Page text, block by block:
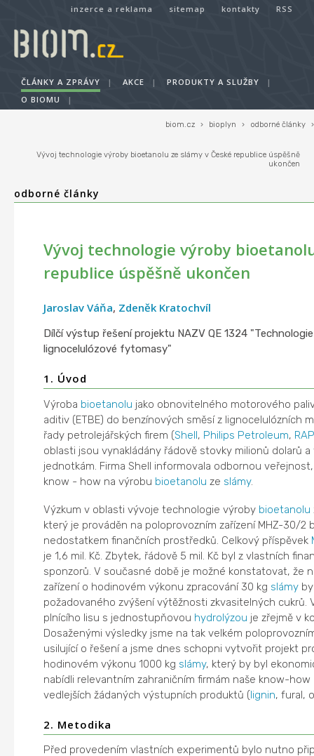
inzerce a reklama sitemap kontakty RSS
ČLÁNKY A ZPRÁVY | AKCE | PRODUKTY A SLUŽBY
|
O BIOMU
|
biom.cz › bioplyn › odborné články ›
Vývoj technologie výroby bioetanolu ze slámy v České republice úspěšně
ukončen
odborné články
Vývoj technologie výroby
republice úspěšně ukončen
Jaroslav Váňa, Zdeněk Kratochvíl
Dílčí výstup řešení projektu NAZV QE 1324
lignocelulózové fytomasy"
1. Úvod
Výroba bioetanolu jako obnovitelného motorového
aditiv (ETBE) do benzínových směsí z lignocelulózních
řady petrolejářských firem (Shell, Philips Petroleum,
oblasti jsou vynakládány řádově stovky milionů dolarů
jednotkám. Firma Shell informovala odbornou
know - how na výrobu bioetanolu ze slámy.
Výzkum v oblasti vývoje technologie výroby bioetanolu
který je prováděn na poloprovozním zařízení MHZ-30/2
nedostatkem finančních prostředků. Celkový příspěvek
je 1,6 mil. Kč. Zbytek, řádově 5 mil. Kč byl z vlastních
sponzorů. V současné době je možné konstatovat, že
zařízení o hodinovém výkonu zpracování 30 kg slámy
požadovaného zvýšení výtěžnosti zkvasitelných cukrů.
plnícího lisu s jednostupňovou hydrolýzou je zřejmě v
Dosaženými výsledky jsme na tak velkém
usilující o řešení a jsme dnes schopni vytvořit projekt
hodinovém výkonu 1000 kg slámy, který by byl
nabídli relevantním zahraničním firmám naše know-
vedlejších žádaných výstupních produktů (lignin, fural,
2. Metodika
Před provedením vlastních experimentů bylo nutno